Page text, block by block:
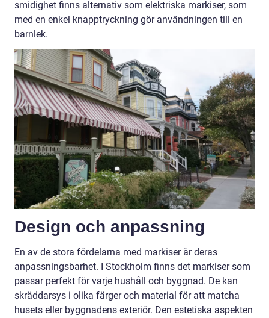
smidighet finns alternativ som elektriska markiser, som
med en enkel knapptryckning gör användningen till en
barnlek.
Design och anpassning
En av de stora fördelarna med markiser är deras
anpassningsbarhet. I Stockholm finns det markiser som
passar perfekt för varje hushåll och byggnad. De kan
skräddarsys i olika färger och material för att matcha
husets eller byggnadens exteriör. Den estetiska aspekten